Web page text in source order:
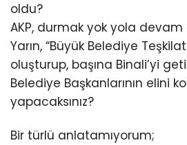
oldu?
AKP, durmak yok yola
Yarın, “Büyük Belediye
oluşturup, başına Binali’yi
Belediye Başkanlarının elini
yapacaksınız?
Bir türlü anlatamıyorum;